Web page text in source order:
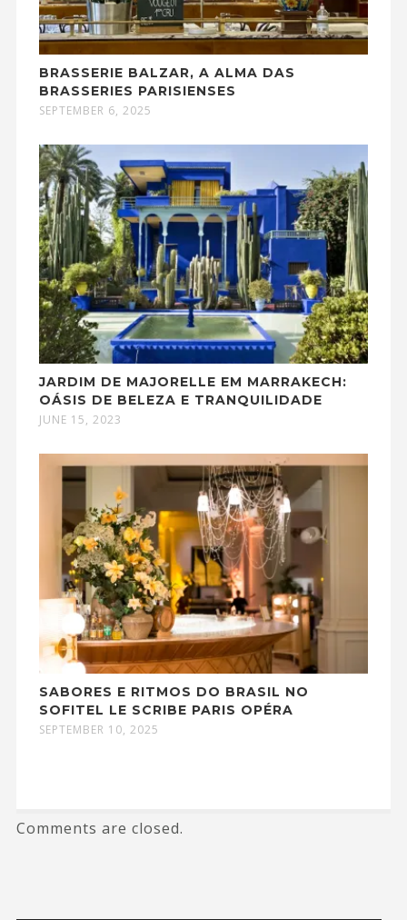
BRASSERIE BALZAR, A ALMA DAS
BRASSERIES PARISIENSES
SEPTEMBER 6, 2025
JARDIM DE MAJORELLE EM MARRAKECH:
OÁSIS DE BELEZA E TRANQUILIDADE
JUNE 15, 2023
SABORES E RITMOS DO BRASIL NO
SOFITEL LE SCRIBE PARIS OPÉRA
SEPTEMBER 10, 2025
Comments are closed.